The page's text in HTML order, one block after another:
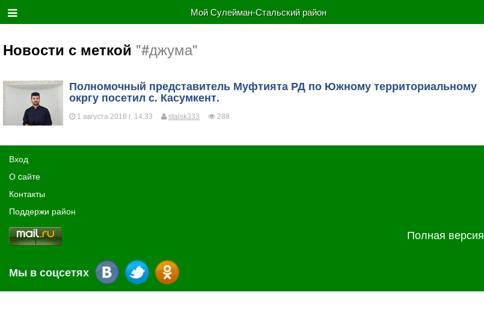
Мой Сулейман-Стальский район
Новости с меткой "#джума"
​Полномочный представитель Муфтията РД по Южному территориальному
окргу посетил с. Касумкент.
1 августа 2018 г. 14:33 stalsk333 288
Вход
О cайте
Контакты
Поддержи район
Полная версия
Мы в соцсетях